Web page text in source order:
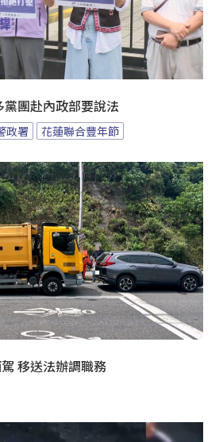
團赴內政部要說法
政署 花蓮聯合豐年節
移送法辦調職務